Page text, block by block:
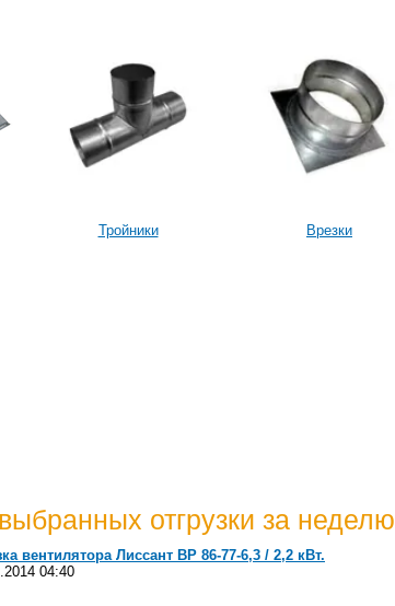
Тройники Врезки
отгрузки за неделю
вентилятора Лиссант ВР 86-77-6,3 / 2,2 кВт.
04:40